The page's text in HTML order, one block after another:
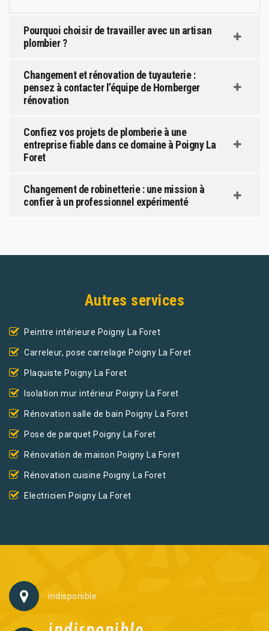
Pourquoi choisir de travailler avec un artisan
plombier ?
Changement et rénovation de tuyauterie :
pensez à contacter l’équipe de Hornberger
rénovation
Confiez vos projets de plomberie à une
entreprise fiable dans ce domaine à Poigny La
Foret
Changement de robinetterie : une mission à
confier à un professionnel expérimenté
Autres services
Peintre intérieure Poigny La Foret
Carreleur, pose carrelage Poigny La Foret
Plaquiste Poigny La Foret
Isolation mur intérieur Poigny La Foret
Rénovation salle de bain Poigny La Foret
Pose de parquet Poigny La Foret
Rénovation de maison Poigny La Foret
Rénovation cuisine Poigny La Foret
Electricien Poigny La Foret
indisponible